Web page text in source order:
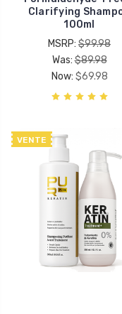
Clarifying
100ml
MSRP: $99.98
Was:$89.98
Now: $69.98
VENTE